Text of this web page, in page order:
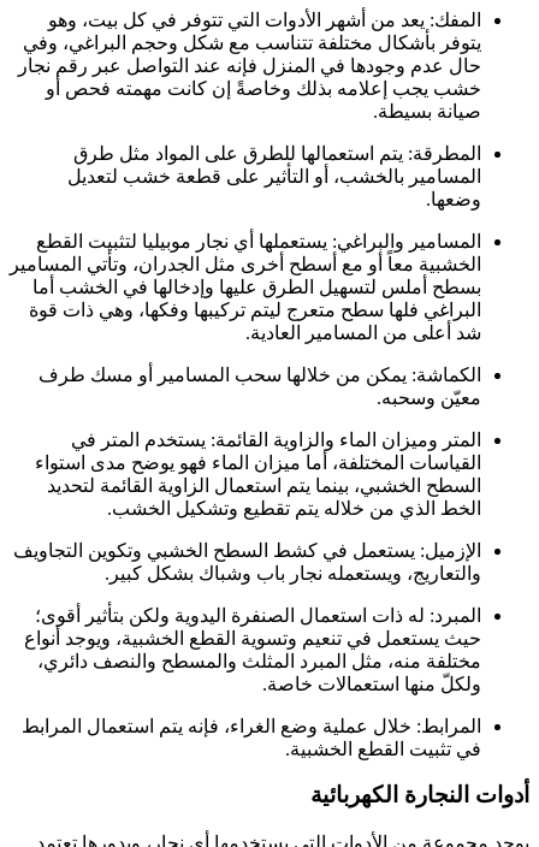
المفك: يعد من أشهر الأدوات التي تتوفر في كل بيت، وهو
يتوفر بأشكال مختلفة تتناسب مع شكل وحجم البراغي، وفي
حال عدم وجودها في المنزل فإنه عند التواصل عبر رقم نجار
خشب يجب إعلامه بذلك وخاصةً إن كانت مهمته فحص أو
صيانة بسيطة.
المطرقة: يتم استعمالها للطرق على المواد مثل طرق
المسامير بالخشب، أو التأثير على قطعة خشب لتعديل
وضعها.
المسامير والبراغي: يستعملها أي نجار موبيليا لتثبيت القطع
الخشبية معاً أو مع أسطح أخرى مثل الجدران، وتأتي المسامير
بسطح أملس لتسهيل الطرق عليها وإدخالها في الخشب أما
البراغي فلها سطح متعرج ليتم تركيبها وفكها، وهي ذات قوة
شد أعلى من المسامير العادية.
الكماشة: يمكن من خلالها سحب المسامير أو مسك طرف
معيّن وسحبه.
المتر وميزان الماء والزاوية القائمة: يستخدم المتر في
القياسات المختلفة، أما ميزان الماء فهو يوضح مدى استواء
السطح الخشبي، بينما يتم استعمال الزاوية القائمة لتحديد
الخط الذي من خلاله يتم تقطيع وتشكيل الخشب.
الإزميل: يستعمل في كشط السطح الخشبي وتكوين التجاويف
والتعاريج، ويستعمله نجار باب وشباك بشكل كبير.
المبرد: له ذات استعمال الصنفرة اليدوية ولكن بتأثير أقوى؛
حيث يستعمل في تنعيم وتسوية القطع الخشبية، ويوجد أنواع
مختلفة منه، مثل المبرد المثلث والمسطح والنصف دائري،
ولكلّ منها استعمالات خاصة.
المرابط: خلال عملية وضع الغراء، فإنه يتم استعمال المرابط
في تثبيت القطع الخشبية.
أدوات النجارة الكهربائية
يوجد مجموعة من الأدوات التي يستخدمها أي نجار، وبدورها تعتمد